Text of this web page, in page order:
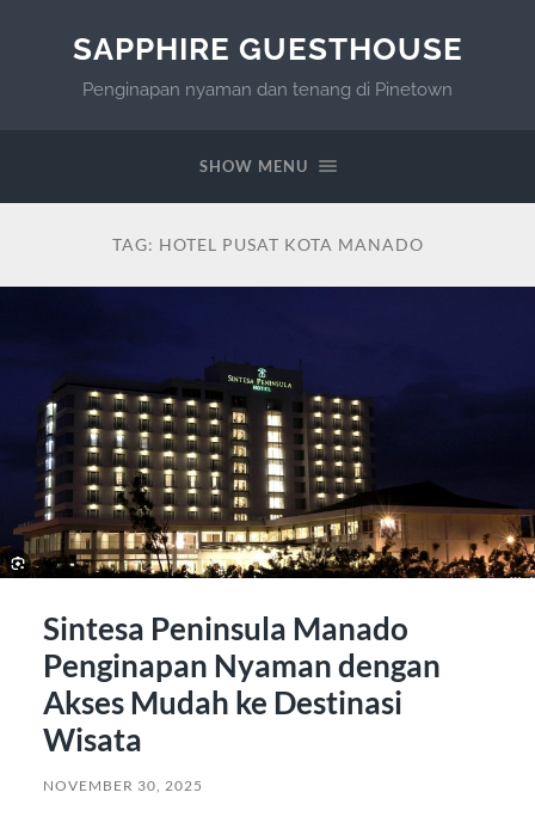
SAPPHIRE GUESTHOUSE
Penginapan nyaman dan tenang di Pinetown
SHOW MENU
TAG: HOTEL PUSAT KOTA MANADO
Sintesa Peninsula Manado
Penginapan Nyaman dengan
Akses Mudah ke Destinasi
Wisata
NOVEMBER 30, 2025